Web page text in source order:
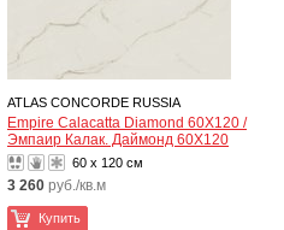
ATLAS CONCORDE RUSSIA
Empire Calacatta Diamond 60X120 /
Эмпаир Калак. Даймонд 60X120
60 x 120 см
3 260 руб./кв.м
Купить